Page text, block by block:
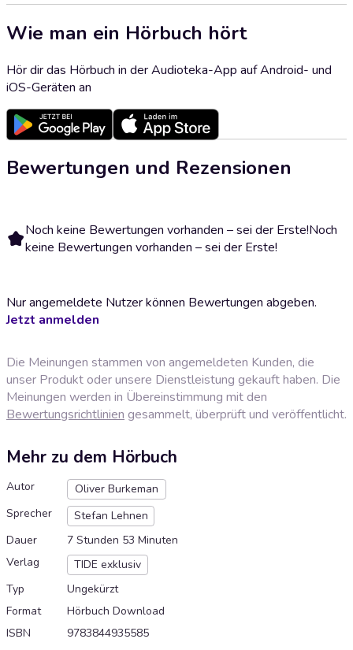
Wie man ein Hörbuch hört
Hör dir das Hörbuch in der Audioteka-App auf Android- und
iOS-Geräten an
Bewertungen und Rezensionen
Noch keine Bewertungen vorhanden – sei der Erste!Noch
keine Bewertungen vorhanden – sei der Erste!
Nur angemeldete Nutzer können Bewertungen abgeben.
Jetzt anmelden
Die Meinungen stammen von angemeldeten Kunden, die
unser Produkt oder unsere Dienstleistung gekauft haben. Die
Meinungen werden in Übereinstimmung mit den
Bewertungsrichtlinien gesammelt, überprüft und veröffentlicht.
Mehr zu dem Hörbuch
Autor
Oliver Burkeman
Sprecher
Stefan Lehnen
Dauer
7 Stunden 53 Minuten
Verlag
TIDE exklusiv
Typ
Ungekürzt
Format
Hörbuch Download
ISBN
9783844935585